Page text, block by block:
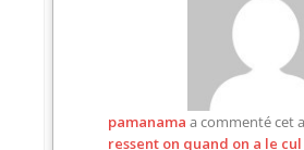
pamanama a commenté cet
ressent on quand on a le